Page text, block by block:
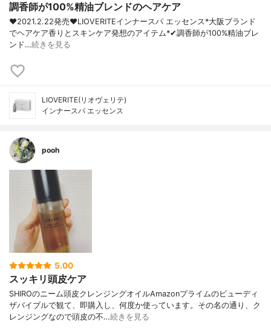
調香師が100%精油ブレンドのヘアケア
❤︎2021.2.22発売❤︎LIOVERITEインナースパ エッセンス*大阪ブランド
でヘアケア香りとスキンケア発想のアイテム*✔︎調香師が100%精油ブレ
ンド…続きを見る
LIOVERITE(リオヴェリテ)
インナースパ エッセンス
pooh
5.00
スッキリ頭皮ケア
SHIROのニーム頭皮クレンジングオイルAmazonプライムのビューディ
ザバイブルで観て、即購入し、何度か使っています。その名の通り、ク
レンジングなので頭皮の不…続きを見る